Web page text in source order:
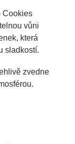
Cookies
vůni
která
sladkostí.
zvedne